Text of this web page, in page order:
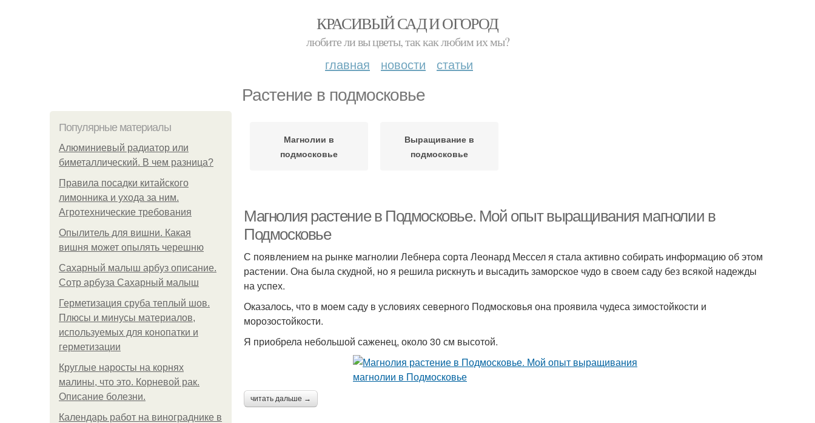
КРАСИВЫЙ САД И ОГОРОД
любите ли вы цветы, так как любим их мы?
главная новости статьи
Растение в подмосковье
Популярные материалы
Алюминиевый радиатор или
биметаллический. В чем разница?
Правила посадки китайского
лимонника и ухода за ним.
Агротехнические требования
Опылитель для вишни. Какая
вишня может опылять черешню
Сахарный малыш арбуз описание.
Сотр арбуза Сахарный малыш
Герметизация сруба теплый шов.
Плюсы и минусы материалов,
используемых для конопатки и
герметизации
Круглые наросты на корнях
малины, что это. Корневой рак.
Описание болезни.
Календарь работ на винограднике в
Магнолии в
подмосковье
Выращивание в
подмосковье
Магнолия растение в Подмосковье. Мой опыт выращивания магнолии в
Подмосковье
С появлением на рынке магнолии Лебнера сорта Леонард Мессел я стала активно собирать информацию об этом
растении. Она была скудной, но я решила рискнуть и высадить заморское чудо в своем саду без всякой надежды
на успех.
Оказалось, что в моем саду в условиях северного Подмосковья она проявила чудеса зимостойкости и
морозостойкости.
Я приобрела небольшой саженец, около 30 см высотой.
читать дальше →